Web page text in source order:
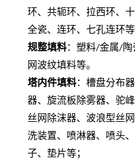
环、共轭环、拉西环、
全瓷、连环、七孔连环等
规整填料：塑料/金属/
网波纹填料等。
塔内件填料：槽盘分布
器、旋流板除雾器、驼
丝网除沫器、波浪型丝
洗装置、喷淋器、喷头
子、垫片等；